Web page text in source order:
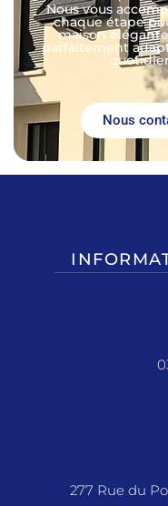
Nous vous
chaque étape
maison
parfaitement
Nous
277 Rue du